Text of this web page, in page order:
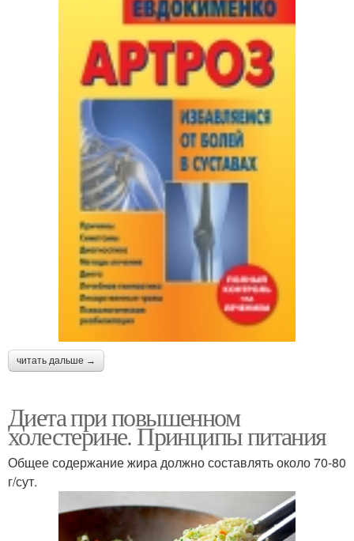
читать дальше →
Диета при повышенном
холестерине. Принципы питания
Общее содержание жира должно составлять около 70-80
г/сут.